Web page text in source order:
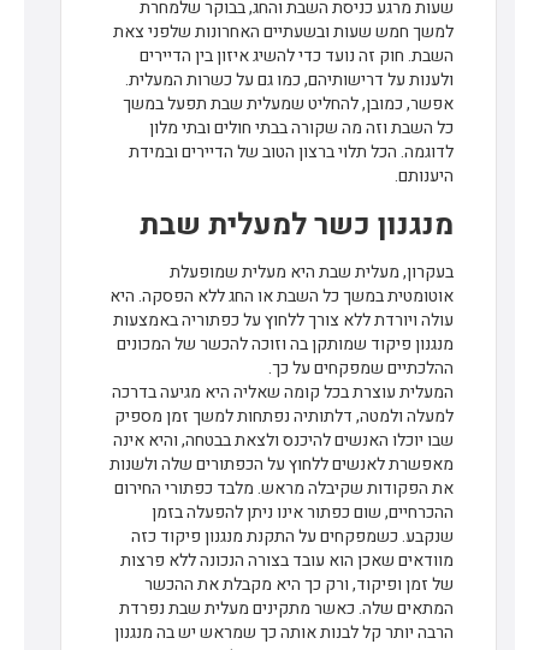
שעות מרגע כניסת השבת והחג, בבוקר שלמחרת
למשך חמש שעות ובשעתיים האחרונות שלפני צאת
השבת. חוק זה נועד כדי להשיג איזון בין הדיירים
ולענות על דרישותיהם, כמו גם על כשרות המעלית.
אפשר, כמובן, להחליט שמעלית שבת תפעל במשך
כל השבת וזה מה שקורה בבתי חולים ובתי מלון
לדוגמה. הכל תלוי ברצון הטוב של הדיירים ובמידת
היענותם.
מנגנון כשר למעלית שבת
בעקרון, מעלית שבת היא מעלית שמופעלת
אוטומטית במשך כל השבת או החג ללא הפסקה. היא
עולה ויורדת ללא צורך ללחוץ על כפתוריה באמצעות
מנגנון פיקוד שמותקן בה וזוכה להכשר של המכונים
ההלכתיים שמפקחים על כך.
המעלית עוצרת בכל קומה שאליה היא מגיעה בדרכה
למעלה ולמטה, דלתותיה נפתחות למשך זמן מספיק
שבו יוכלו האנשים להיכנס ולצאת בבטחה, והיא אינה
מאפשרת לאנשים ללחוץ על הכפתורים שלה ולשנות
את הפקודות שקיבלה מראש. מלבד כפתורי החירום
ההכרחיים, שום כפתור אינו ניתן להפעלה בזמן
שנקבע. כשמפקחים על התקנת מנגנון פיקוד כזה
מוודאים שאכן הוא עובד בצורה הנכונה ללא פרצות
של זמן ופיקוד, ורק כך היא מקבלת את ההכשר
המתאים שלה. כאשר מתקינים מעלית שבת נפרדת
הרבה יותר קל לבנות אותה כך שמראש יש בה מנגנון